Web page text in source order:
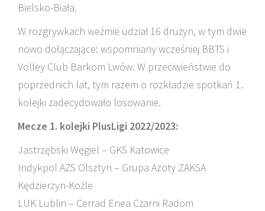
Bielsko-Biała.
W rozgrywkach weźmie udział 16 drużyn, w tym dwie
nowo dołączające: wspomniany wcześniej BBTS i
Volley Club Barkom Lwów. W przeciwieństwie do
poprzednich lat, tym razem o rozkładzie spotkań 1.
kolejki zadecydowało losowanie.
Mecze 1. kolejki PlusLigi 2022/2023:
Jastrzębski Węgiel – GKS Katowice
Indykpol AZS Olsztyn – Grupa Azoty ZAKSA
Kędzierzyn-Koźle
LUK Lublin – Cerrad Enea Czarni Radom